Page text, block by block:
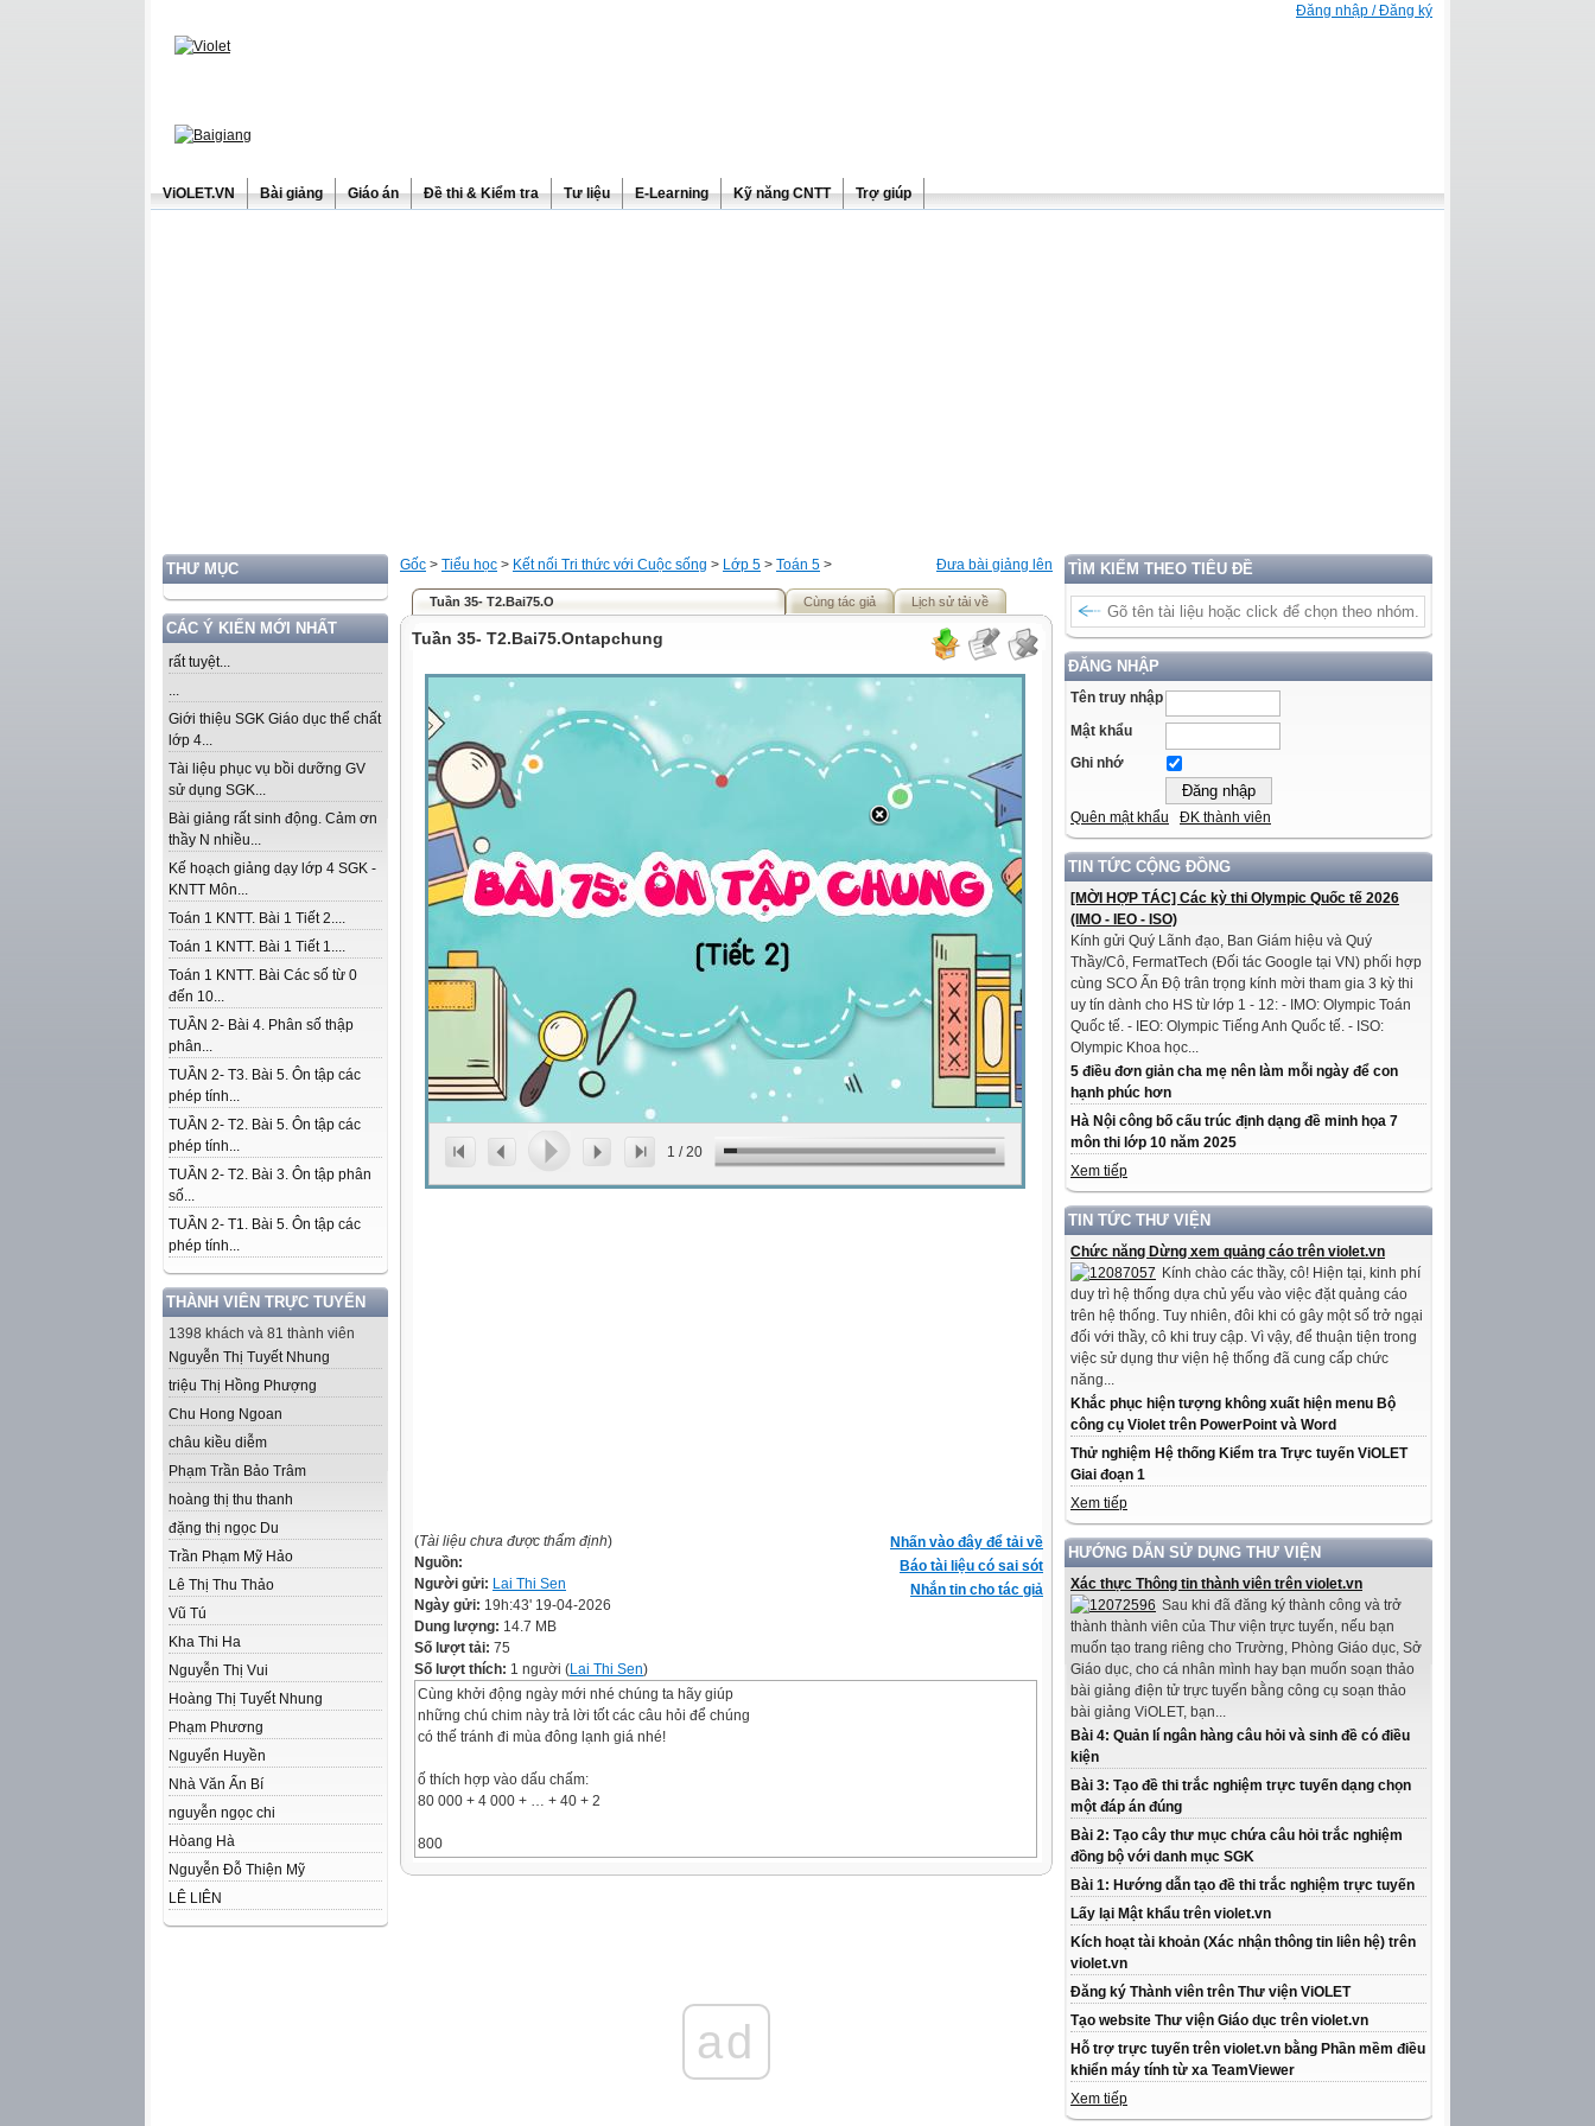
Đăng nhập / Đăng ký
ViOLET.VN Bài giảng Giáo án Đề thi & Kiểm tra Tư liệu E-Learning Kỹ năng CNTT Trợ giúp
THƯ MỤC
CÁC Ý KIẾN MỚI NHẤT
rất tuyệt...
...
Giới thiệu SGK Giáo dục thể chất
lớp 4...
Tài liệu phục vụ bồi dưỡng GV
sử dụng SGK...
Bài giảng rất sinh động. Cảm ơn
thầy N nhiều...
Kế hoạch giảng dạy lớp 4 SGK -
KNTT Môn...
Toán 1 KNTT. Bài 1 Tiết 2....
Toán 1 KNTT. Bài 1 Tiết 1....
Toán 1 KNTT. Bài Các số từ 0
đến 10...
TUẦN 2- Bài 4. Phân số thập
phân...
TUẦN 2- T3. Bài 5. Ôn tập các
phép tính...
TUẦN 2- T2. Bài 5. Ôn tập các
phép tính...
TUẦN 2- T2. Bài 3. Ôn tập phân
số...
TUẦN 2- T1. Bài 5. Ôn tập các
phép tính...
THÀNH VIÊN TRỰC TUYẾN
1398 khách và 81 thành viên
Nguyễn Thị Tuyết Nhung
triệu Thị Hồng Phượng
Chu Hong Ngoan
châu kiều diễm
Phạm Trần Bảo Trâm
hoàng thị thu thanh
đặng thị ngọc Du
Trần Phạm Mỹ Hảo
Lê Thị Thu Thảo
Vũ Tú
Kha Thi Ha
Nguyễn Thị Vui
Hoàng Thị Tuyết Nhung
Phạm Phương
Nguyển Huyền
Nhà Văn Ẩn Bí
nguyễn ngọc chi
Hòang Hà
Nguyễn Đỗ Thiện Mỹ
LÊ LIÊN
TÌM KIẾM THEO TIÊU ĐỀ
ĐĂNG NHẬP
Tên truy nhập
Mật khẩu
Ghi nhớ
Quên mật khẩu ĐK thành viên
TIN TỨC CỘNG ĐỒNG
[MỜI HỢP TÁC] Các kỳ thi Olympic Quốc tế 2026
(IMO - IEO - ISO)
Kính gửi Quý Lãnh đạo, Ban Giám hiệu và Quý
Thầy/Cô, FermatTech (Đối tác Google tại VN) phối hợp
cùng SCO Ấn Độ trân trọng kính mời tham gia 3 kỳ thi
uy tín dành cho HS từ lớp 1 - 12: - IMO: Olympic Toán
Quốc tế. - IEO: Olympic Tiếng Anh Quốc tế. - ISO:
Olympic Khoa học...
5 điều đơn giản cha mẹ nên làm mỗi ngày để con
hạnh phúc hơn
Hà Nội công bố cấu trúc định dạng đề minh họa 7
môn thi lớp 10 năm 2025
Xem tiếp
TIN TỨC THƯ VIỆN
Chức năng Dừng xem quảng cáo trên violet.vn
Kính chào các thầy, cô! Hiện tại, kinh phí
duy trì hệ thống dựa chủ yếu vào việc đặt quảng cáo
trên hệ thống. Tuy nhiên, đôi khi có gây một số trở ngại
đối với thầy, cô khi truy cập. Vì vậy, để thuận tiện trong
việc sử dụng thư viện hệ thống đã cung cấp chức
năng...
Khắc phục hiện tượng không xuất hiện menu Bộ
công cụ Violet trên PowerPoint và Word
Thử nghiệm Hệ thống Kiểm tra Trực tuyến ViOLET
Giai đoạn 1
Xem tiếp
HƯỚNG DẪN SỬ DỤNG THƯ VIỆN
Xác thực Thông tin thành viên trên violet.vn
Sau khi đã đăng ký thành công và trở
thành thành viên của Thư viện trực tuyến, nếu bạn
muốn tạo trang riêng cho Trường, Phòng Giáo dục, Sở
Giáo dục, cho cá nhân mình hay bạn muốn soạn thảo
bài giảng điện tử trực tuyến bằng công cụ soạn thảo
bài giảng ViOLET, bạn...
Bài 4: Quản lí ngân hàng câu hỏi và sinh đề có điều
kiện
Bài 3: Tạo đề thi trắc nghiệm trực tuyến dạng chọn
một đáp án đúng
Bài 2: Tạo cây thư mục chứa câu hỏi trắc nghiệm
đồng bộ với danh mục SGK
Bài 1: Hướng dẫn tạo đề thi trắc nghiệm trực tuyến
Lấy lại Mật khẩu trên violet.vn
Kích hoạt tài khoản (Xác nhận thông tin liên hệ) trên
violet.vn
Đăng ký Thành viên trên Thư viện ViOLET
Tạo website Thư viện Giáo dục trên violet.vn
Hỗ trợ trực tuyến trên violet.vn bằng Phần mềm điều
khiển máy tính từ xa TeamViewer
Xem tiếp
Đưa bài giảng lên
Gốc > Tiểu học > Kết nối Tri thức với Cuộc sống > Lớp 5 > Toán 5 >
Tuần 35- T2.Bai75.O Cùng tác giả Lịch sử tải về
Tuần 35- T2.Bai75.Ontapchung
1 /20
Nhấn vào đây để tải về
Báo tài liệu có sai sót
Nhắn tin cho tác giả
(Tài liệu chưa được thẩm định)
Nguồn:
Người gửi: Lai Thi Sen
Ngày gửi: 19h:43' 19-04-2026
Dung lượng: 14.7 MB
Số lượt tải: 75
Số lượt thích: 1 người (Lai Thi Sen)
Cùng khởi động ngày mới nhé chúng ta hãy giúp
những chú chim này trả lời tốt các câu hỏi để chúng
có thế tránh đi mùa đông lạnh giá nhé!
ố thích hợp vào dấu chấm:
80 000 + 4 000 + … + 40 + 2
800
ad